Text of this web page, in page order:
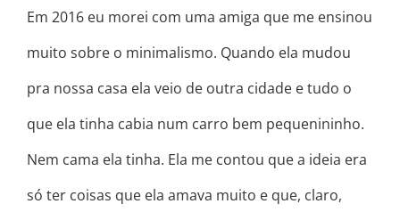
Em 2016 eu morei com uma amiga que me ensinou
muito sobre o minimalismo. Quando ela mudou
pra nossa casa ela veio de outra cidade e tudo o
que ela tinha cabia num carro bem pequenininho.
Nem cama ela tinha. Ela me contou que a ideia era
só ter coisas que ela amava muito e que, claro,